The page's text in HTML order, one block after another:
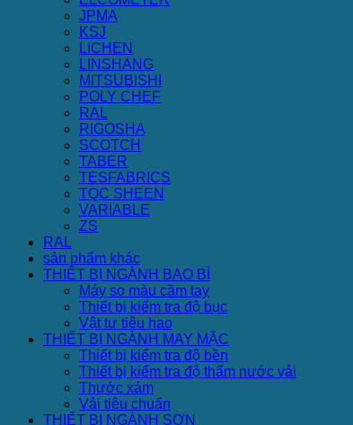
JPMA
KSJ
LICHEN
LINSHANG
MITSUBISHI
POLY CHEF
RAL
RIGOSHA
SCOTCH
TABER
TESFABRICS
TQC SHEEN
VARIABLE
ZS
RAL
sản phẩm khác
THIẾT BỊ NGÀNH BAO BÌ
Máy so màu cầm tay
Thiết bị kiểm tra độ bục
Vật tư tiêu hao
THIẾT BỊ NGÀNH MAY MẶC
Thiết bị kiểm tra độ bền
Thiết bị kiểm tra độ thấm nước vải
Thước xám
Vải tiêu chuẩn
THIẾT BỊ NGÀNH SƠN